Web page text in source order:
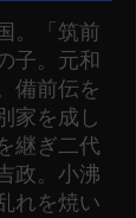
。「筑前
子。元和
備前伝を
家を成し
継ぎ二代
政。小沸
れを焼い